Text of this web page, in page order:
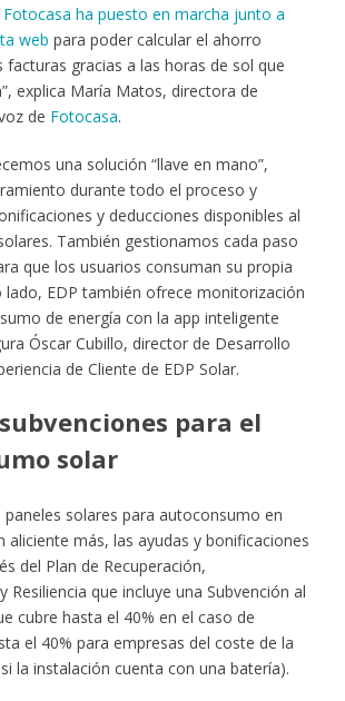
Fotocasa ha puesto en marcha junto a
web para poder calcular el ahorro
facturas gracias a las horas de sol que
explica María Matos, directora de
de Fotocasa.
una solución “llave en mano”,
durante todo el proceso y
y deducciones disponibles al
También gestionamos cada paso
que los usuarios consuman su propia
lado, EDP también ofrece monitorización
de energía con la app inteligente
Óscar Cubillo, director de Desarrollo
de Cliente de EDP Solar.
para el
solar
paneles solares para autoconsumo en
aliciente más, las ayudas y bonificaciones
del Plan de Recuperación,
Resiliencia que incluye una Subvención al
cubre hasta el 40% en el caso de
el 40% para empresas del coste de la
la instalación cuenta con una batería).